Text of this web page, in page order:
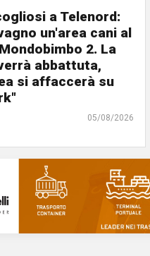
a Telenord:
un'area cani al
2. La
abbattuta,
si affaccerà su
05/08/2026